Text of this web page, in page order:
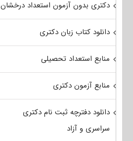
دکتری بدون آزمون استعداد درخشان
دانلود کتاب زبان دکتری
منابع استعداد تحصیلی
منابع آزمون دکتری
دانلود دفترچه ثبت نام دکتری
سراسری و آزاد